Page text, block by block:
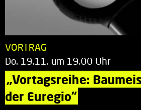
VORTRAG
Do. 19.11. um 19.00 Uhr
„Vortagsreihe:
der Euregio“